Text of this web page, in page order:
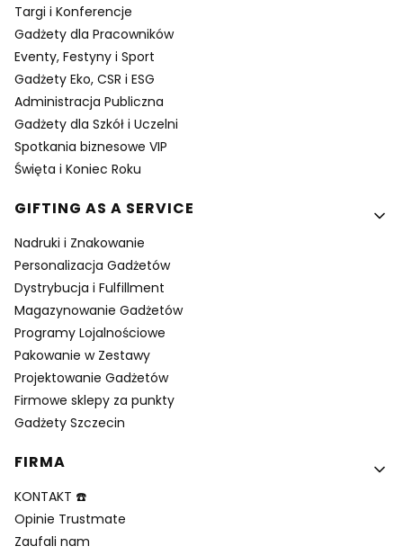
Targi i Konferencje
Gadżety dla Pracowników
Eventy, Festyny i Sport
Gadżety Eko, CSR i ESG
Administracja Publiczna
Gadżety dla Szkół i Uczelni
Spotkania biznesowe VIP
Święta i Koniec Roku
GIFTING AS A SERVICE
Nadruki i Znakowanie
Personalizacja Gadżetów
Dystrybucja i Fulfillment
Magazynowanie Gadżetów
Programy Lojalnościowe
Pakowanie w Zestawy
Projektowanie Gadżetów
Firmowe sklepy za punkty
Gadżety Szczecin
FIRMA
KONTAKT ☎️
Opinie Trustmate
Zaufali nam